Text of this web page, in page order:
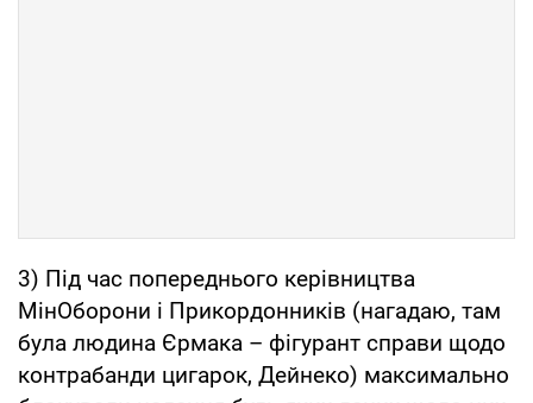
3) Під час попереднього керівництва
МінОборони і Прикордонників (нагадаю, там
була людина Єрмака – фігурант справи щодо
контрабанди цигарок, Дейнеко) максимально